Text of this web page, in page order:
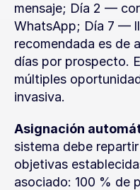
mensaje; Día 2 —
WhatsApp; Día 7 —
recomendada es de
días por prospecto.
múltiples
invasiva.
Asignación
sistema debe
objetivas
asociado: 100 % de